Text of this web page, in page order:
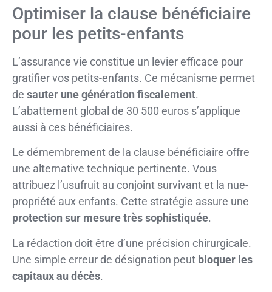
Optimiser la clause bénéficiaire
pour les petits-enfants
L’assurance vie constitue un levier efficace pour
gratifier vos petits-enfants. Ce mécanisme permet
de sauter une génération fiscalement.
L’abattement global de 30 500 euros s’applique
aussi à ces bénéficiaires.
Le démembrement de la clause bénéficiaire offre
une alternative technique pertinente. Vous
attribuez l’usufruit au conjoint survivant et la nue-
propriété aux enfants. Cette stratégie assure une
protection sur mesure très sophistiquée.
La rédaction doit être d’une précision chirurgicale.
Une simple erreur de désignation peut bloquer les
capitaux au décès.